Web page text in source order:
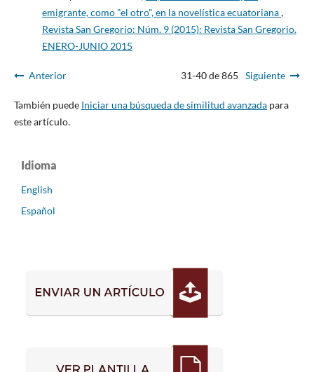
emigrante, como "el otro", en la novelística ecuatoriana,
Revista San Gregorio: Núm. 9 (2015): Revista San Gregorio.
ENERO-JUNIO 2015
Anterior 31-40 de 865 Siguiente
También puede Iniciar una búsqueda de similitud avanzadapara
este artículo.
Idioma
English
Español